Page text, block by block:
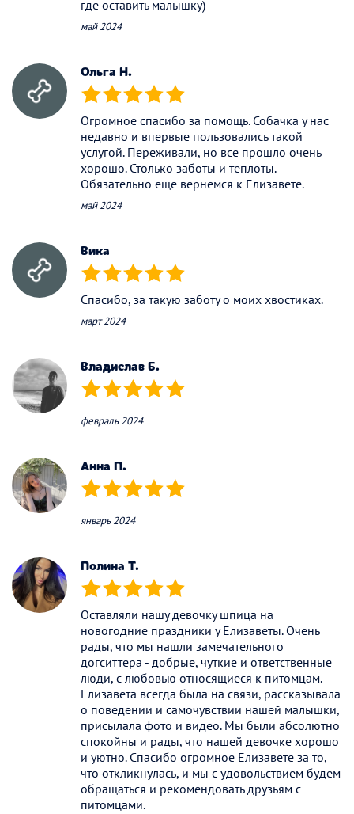
где оставить малышку)
май 2024
Ольга Н.
(*) (*) (*) (*) (*)
Огромное спасибо за помощь. Собачка у нас
недавно и впервые пользовались такой
услугой. Переживали, но все прошло очень
хорошо. Столько заботы и теплоты.
Обязательно еще вернемся к Елизавете.
май 2024
Вика
(*) (*) (*) (*) (*)
Спасибо, за такую заботу о моих хвостиках.
март 2024
Владислав Б.
(*) (*) (*) (*) (*)
февраль 2024
Анна П.
(*) (*) (*) (*) (*)
январь 2024
Полина Т.
(*) (*) (*) (*) (*)
Оставляли нашу девочку шпица на
новогодние праздники у Елизаветы. Очень
рады, что мы нашли замечательного
догситтера - добрые, чуткие и ответственные
люди, с любовью относящиеся к питомцам.
Елизавета всегда была на связи, рассказывала
о поведении и самочувствии нашей малышки,
присылала фото и видео. Мы были абсолютно
спокойны и рады, что нашей девочке хорошо
и уютно. Спасибо огромное Елизавете за то,
что откликнулась, и мы с удовольствием будем
обращаться и рекомендовать друзьям с
питомцами.